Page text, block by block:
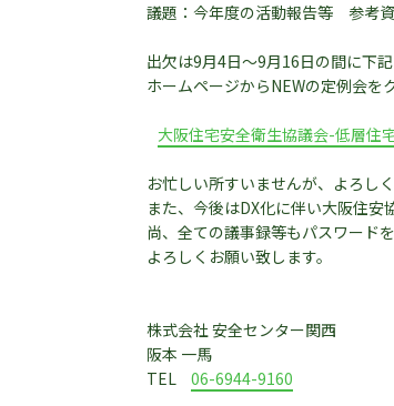
議題：今年度の活動報告等 参考
出欠は9月4日～9月16日の間に下
ホームページからNEWの定例会を
大阪住宅安全衛生協議会-低層住
お忙しい所すいませんが、よろし
また、今後はDX化に伴い大阪住安
尚、全ての議事録等もパスワード
よろしくお願い致します。
株式会社 安全センター関西
阪本 一馬
TEL
06-6944-9160